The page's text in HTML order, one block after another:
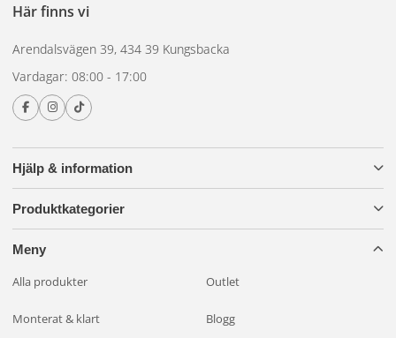
Hjälp & information
Produktkategorier
Meny
Alla produkter Outlet
Monterat & klart Blogg
Här finns vi
Arendalsvägen 39, 434 39 Kungsbacka
Vardagar: 08:00 - 17:00